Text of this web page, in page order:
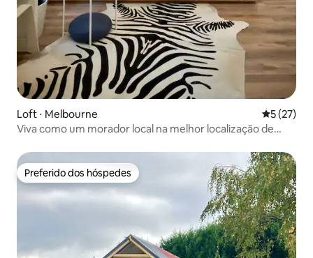
Loft ⋅ Melbourne 5 de uma
5 (27)
Viva como um morador local na melhor localização de
Preferido dos hóspedes
Preferido dos hóspedes